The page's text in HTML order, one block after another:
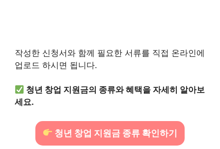
작성한 신청서와 함께 필요한 서류를 직접 온라인에
업로드 하시면 됩니다.
청년 창업 지원금의 종류와 혜택을 자세히 알아보
세요.
청년 창업 지원금 종류 확인하기